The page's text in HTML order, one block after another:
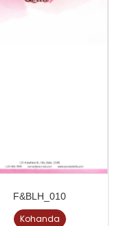
F&BLH_010
Kohanda